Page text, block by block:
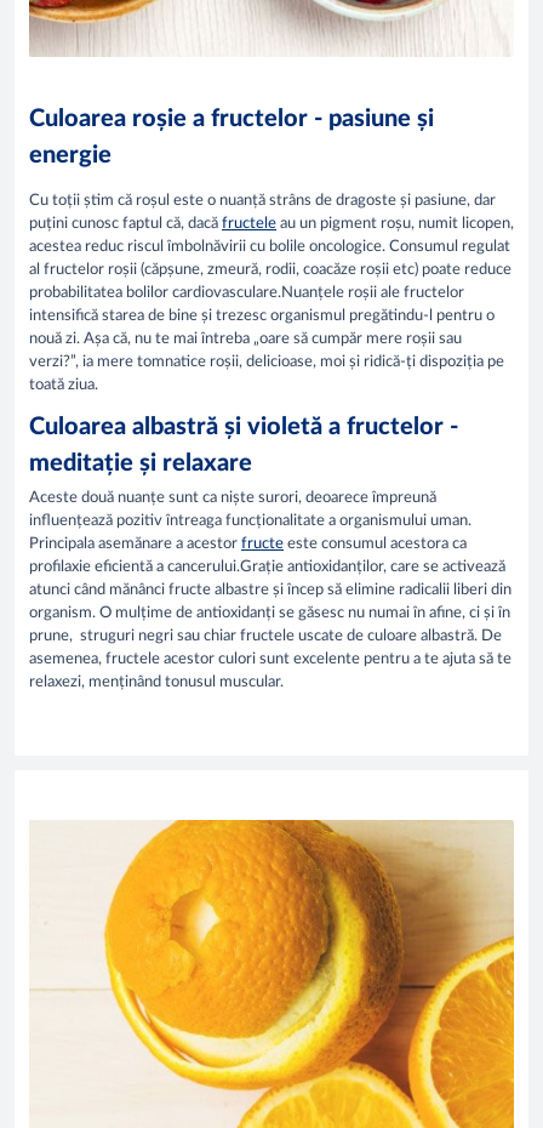
Culoarea roșie a fructelor - pasiune și
energie
Cu toții știm că roșul este o nuanță strâns de dragoste și pasiune, dar
puțini cunosc faptul că, dacă fructele au un pigment roșu, numit licopen,
acestea reduc riscul îmbolnăvirii cu bolile oncologice. Consumul regulat
al fructelor roșii (căpșune, zmeură, rodii, coacăze roșii etc) poate reduce
probabilitatea bolilor cardiovasculare.Nuanțele roșii ale fructelor
intensifică starea de bine și trezesc organismul pregătindu-l pentru o
nouă zi. Așa că, nu te mai întreba „oare să cumpăr mere roșii sau
verzi?”, ia mere tomnatice roșii, delicioase, moi și ridică-ți dispoziția pe
toată ziua.
Culoarea albastră și violetă a fructelor -
meditație și relaxare
Aceste două nuanțe sunt ca niște surori, deoarece împreună
influențează pozitiv întreaga funcționalitate a organismului uman.
Principala asemănare a acestor fructe este consumul acestora ca
profilaxie eficientă a cancerului.Grație antioxidanților, care se activează
atunci când mănânci fructe albastre și încep să elimine radicalii liberi din
organism. O mulțime de antioxidanți se găsesc nu numai în afine, ci și în
prune, struguri negri sau chiar fructele uscate de culoare albastră. De
asemenea, fructele acestor culori sunt excelente pentru a te ajuta să te
relaxezi, menținând tonusul muscular.